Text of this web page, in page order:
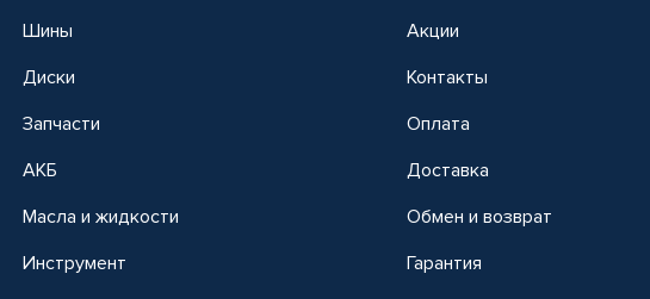
Шины
Диски
Запчасти
АКБ
Масла и жидкости
Инструмент
Акции
Контакты
Оплата
Доставка
Обмен и возврат
Гарантия